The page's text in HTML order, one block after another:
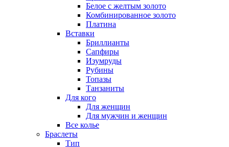
Белое с желтым золото
Комбинированное золото
Платина
Вставки
Бриллианты
Сапфиры
Изумруды
Рубины
Топазы
Танзаниты
Для кого
Для женщин
Для мужчин и женщин
Все колье
Браслеты
Тип